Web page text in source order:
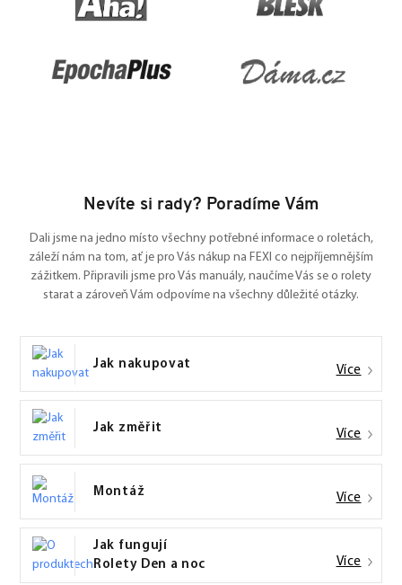
Nevíte si rady? Poradíme Vám
Dali jsme na jedno místo všechny potřebné informace o roletách,
záleží nám na tom, ať je pro Vás nákup na FEXI co nejpříjemnějším
zážitkem. Připravili jsme pro Vás manuály, naučíme Vás se o rolety
starat a zároveň Vám odpovíme na všechny důležité otázky.
Jak nakupovat Více
Jak změřit Více
Montáž Více
Jak fungují
Rolety Den a noc
Více